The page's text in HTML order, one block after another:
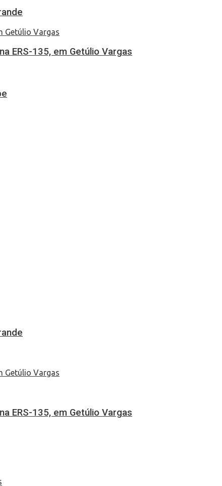
ERS-135, em Getúlio Vargas
ERS-135, em Getúlio Vargas